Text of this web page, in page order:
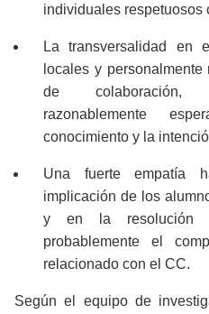
individuales respetuosos
La transversalidad en
locales y
de colaboración,
razonablemente
conocimiento y la
Una fuerte empatía
implicación de los
y en la resolución
probablemente el
relacionado con el CC.
Según el equipo de